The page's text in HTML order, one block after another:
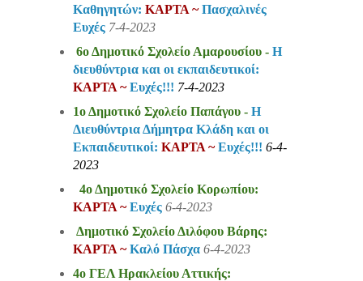
Καθηγητών: ΚΑΡΤΑ ~Πασχαλινές
Ευχές 7-4-2023
6ο Δημοτικό Σχολείο Αμαρουσίου -Η
διευθύντρια και οι εκπαιδευτικοί:
ΚΑΡΤΑ ~Ευχές!!! 7-4-2023
1ο Δημοτικό Σχολείο Παπάγου -Η
Διευθύντρια Δήμητρα Κλάδη και οι
Εκπαιδευτικοί: ΚΑΡΤΑ ~Ευχές!!! 6-4-
2023
4ο Δημοτικό Σχολείο Κορωπίου:
ΚΑΡΤΑ ~Ευχές 6-4-2023
Δημοτικό Σχολείο Διλόφου Βάρης:
ΚΑΡΤΑ ~Καλό Πάσχα 6-4-2023
4ο ΓΕΛ Ηρακλείου Αττικής: